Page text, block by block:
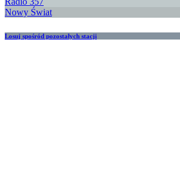
Nowy Świat
Losuj spośród pozostałych stacji